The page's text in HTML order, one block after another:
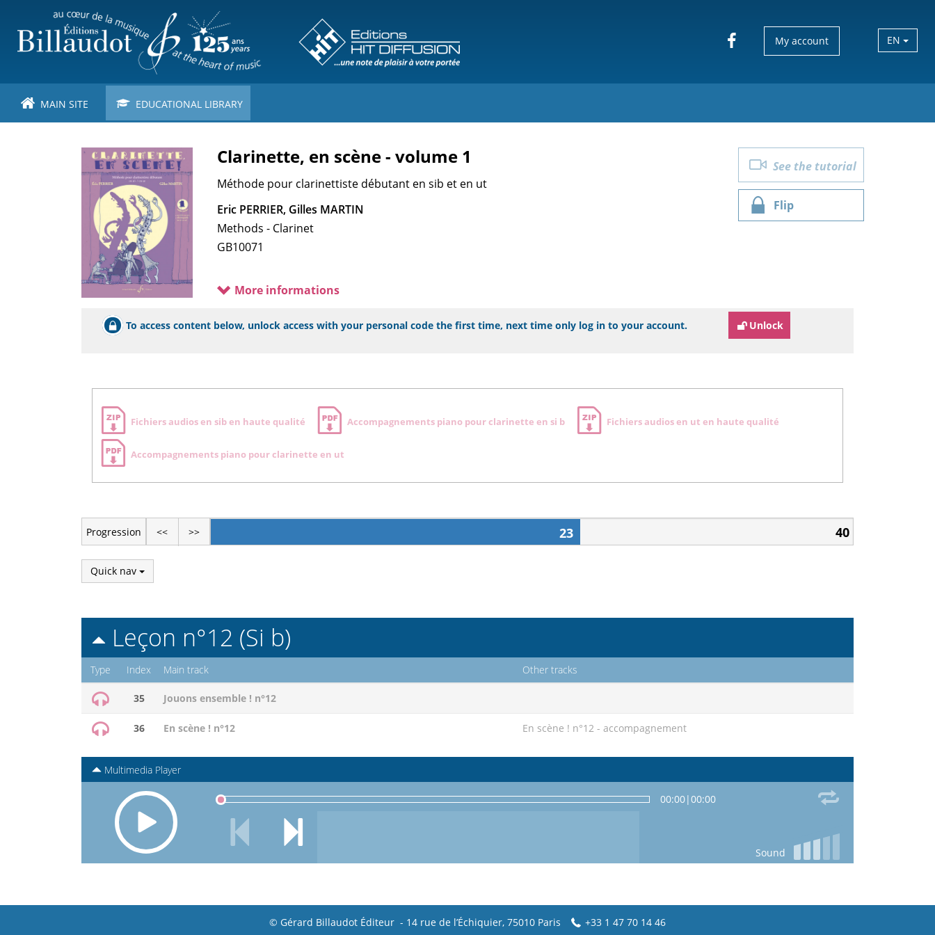
main
content
My account EN
MAIN SITE EDUCATIONAL LIBRARY
Clarinette, en scène - volume 1
Méthode pour clarinettiste débutant en sib et en ut
Eric PERRIER, Gilles MARTIN
Methods - Clarinet
GB10071
More informations
See the tutorial
Flip
To access content below, unlock access with your personal code the first time, next time only log in to your account. Unlock
Zone
de
téléchargement
Fichiers audios en sib en haute qualité Accompagnements piano pour clarinette en si b Fichiers audios en ut en haute qualité
Accompagnements piano pour clarinette en ut
Progression << >> 23 40
Quick nav
Leçon n°12 (Si b)
Type Index Main track Other tracks
35 Jouons ensemble ! n°12
36 En scène ! n°12 En scène ! n°12 - accompagnement
Multimedia Player
00:00|00:00
Sound
© Gérard Billaudot Éditeur - 14 rue de l’Échiquier, 75010 Paris +33 1 47 70 14 46